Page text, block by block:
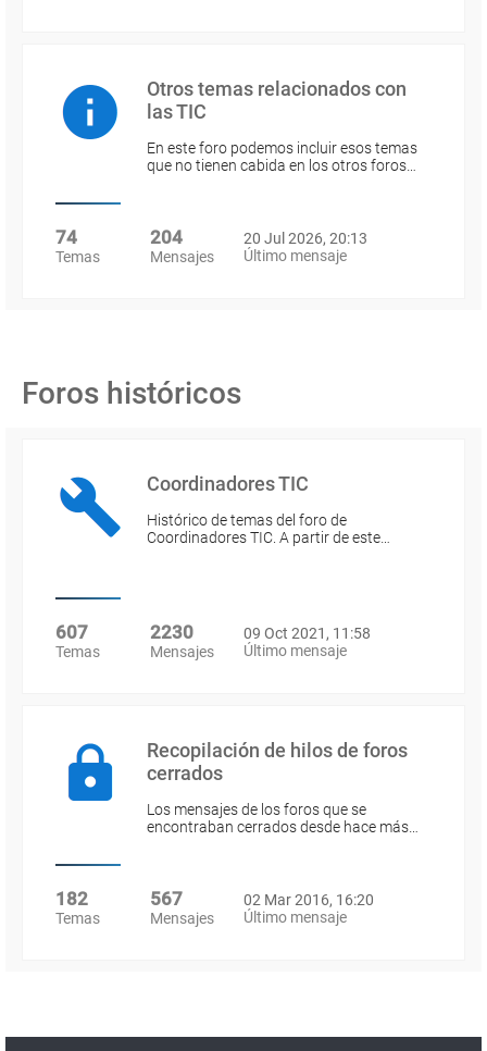
Otros temas relacionados con
las TIC
En este foro podemos incluir esos temas
que no tienen cabida en los otros foros…
74
Temas
204
Mensajes
20 Jul 2026, 20:13
Último mensaje
Foros históricos
Coordinadores TIC
Histórico de temas del foro de
Coordinadores TIC. A partir de este…
607
Temas
2230
Mensajes
09 Oct 2021, 11:58
Último mensaje
Recopilación de hilos de foros
cerrados
Los mensajes de los foros que se
encontraban cerrados desde hace más…
182
Temas
567
Mensajes
02 Mar 2016, 16:20
Último mensaje